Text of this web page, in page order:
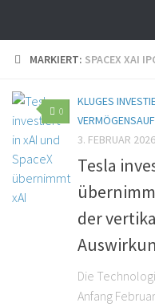
MARKIERT: SPACEX XAI
0
KLUGES
3. FEBRUAR 2026
Tesla
der
Die
Anfang